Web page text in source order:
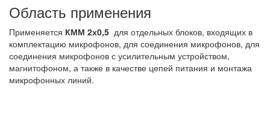
Область применения
Применяется КММ 2х0,5 для отдельных блоков, входящих в
комплектацию микрофонов, для соединения микрофонов, для
соединения микрофонов с усилительным устройством,
магнитофоном, а также в качестве цепей питания и монтажа
микрофонных линий.